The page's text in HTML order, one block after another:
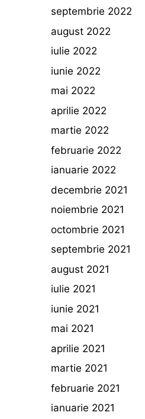
septembrie 2022
august 2022
iulie 2022
iunie 2022
mai 2022
aprilie 2022
martie 2022
februarie 2022
ianuarie 2022
decembrie 2021
noiembrie 2021
octombrie 2021
septembrie 2021
august 2021
iulie 2021
iunie 2021
mai 2021
aprilie 2021
martie 2021
februarie 2021
ianuarie 2021